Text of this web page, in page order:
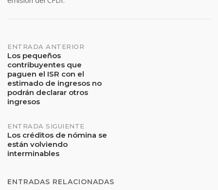
Navegación
de
entradas
ENTRADA ANTERIOR
Los pequeños
contribuyentes que
paguen el ISR con el
estimado de ingresos no
podrán declarar otros
ingresos
ENTRADA SIGUIENTE
Los créditos de nómina se
están volviendo
interminables
ENTRADAS RELACIONADAS